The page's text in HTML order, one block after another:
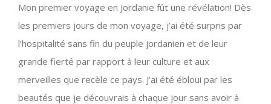
Mon premier voyage en Jordanie fût une révélation! Dès
les premiers jours de mon voyage, j’ai été surpris par
l’hospitalité sans fin du peuple jordanien et de leur
grande fierté par rapport à leur culture et aux
merveilles que recèle ce pays. J’ai été ébloui par les
beautés que je découvrais à chaque jour sans avoir à